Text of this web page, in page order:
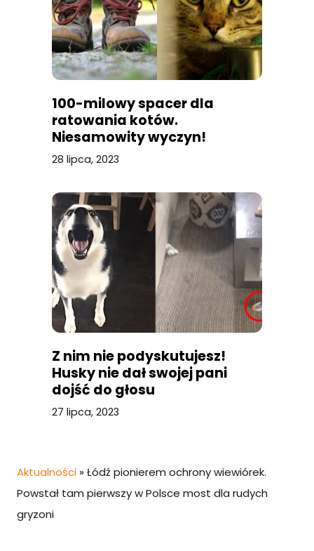
100-milowy spacer dla
ratowania kotów.
Niesamowity wyczyn!
28 lipca, 2023
Z nim nie podyskutujesz!
Husky nie dał swojej pani
dojść do głosu
27 lipca, 2023
Aktualności » Łódź pionierem ochrony wiewiórek.
Powstał tam pierwszy w Polsce most dla rudych
gryzoni